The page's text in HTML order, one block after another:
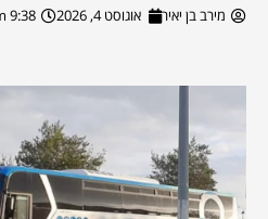
מירב בן יאיר אוגוסט 4, 2026 9:38 pm